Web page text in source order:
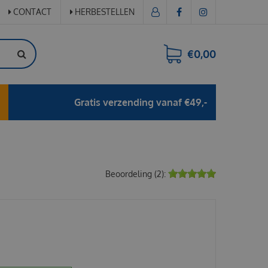
CONTACT HERBESTELLEN
€0,00
Gratis verzending vanaf €49,-
Beoordeling (2):